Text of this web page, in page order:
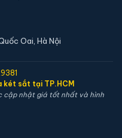
Oai, Hà Nội
két sắt tại TP.HCM
cập nhật giá tốt nhất và hình